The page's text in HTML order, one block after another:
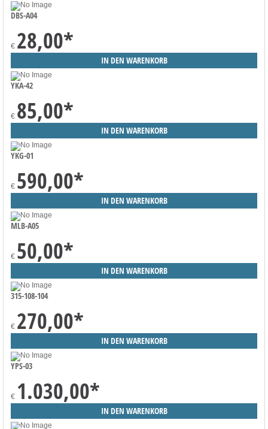
DBS-A04
€ 28,00*
YKA-42
€ 85,00*
YKG-01
€ 590,00*
MLB-A05
€ 50,00*
315-108-104
€ 270,00*
YPS-03
€ 1.030,00*